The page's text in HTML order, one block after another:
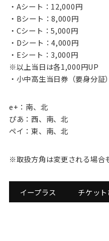
・Aシート：12,000円
・Bシート：8,000円
・Cシート：5,000円
・Dシート：4,000円
・Eシート：3,000円
※以上当日は各1,000円UP
・小中高生当日券（要身分
e+：南、北
ぴあ：西、南、北
ペイ：東、南、北
※取扱方角は変更される場合
イープラス チケッ